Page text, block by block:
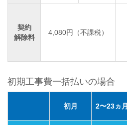
契約
解除料
4,080円（不課税）
初期工事費一括払いの場合
初月 2〜23ヵ月